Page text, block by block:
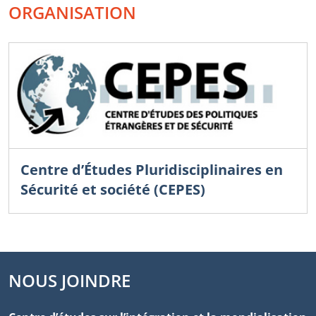
ORGANISATION
Centre d’Études Pluridisciplinaires en
Sécurité et société (CEPES)
NOUS JOINDRE